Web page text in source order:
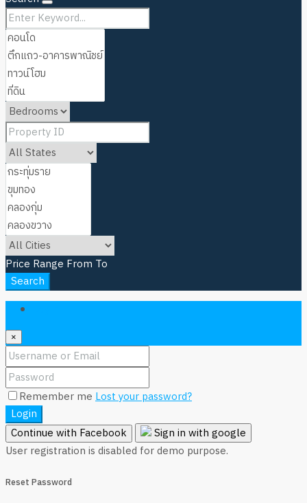
Price Range From To
Search
×
Remember me Lost your password?
Login
Continue with Facebook
Sign in with google
User registration is disabled for demo purpose.
Reset Password